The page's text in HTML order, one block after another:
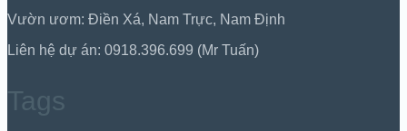
Vườn ươm: Điền Xá, Nam Trực, Nam Định
Liên hệ dự án: 0918.396.699 (Mr Tuấn)
Tags